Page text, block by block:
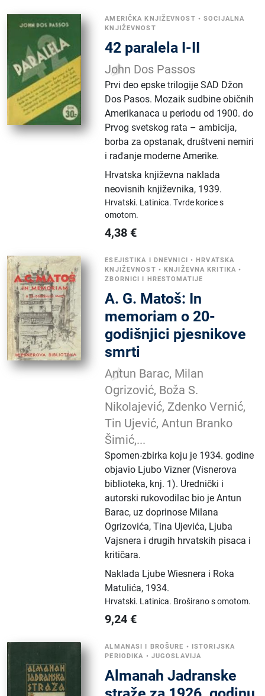
AMERIČKA KNJIŽEVNOST •SOCIJALNA
KNJIŽEVNOST
42 paralela I-II
John Dos Passos
Prvi deo epske trilogije SAD Džon
Dos Pasos. Mozaik sudbine običnih
Amerikanaca u periodu od 1900. do
Prvog svetskog rata – ambicija,
borba za opstanak, društveni nemiri
i rađanje moderne Amerike.
Hrvatska književna naklada
neovisnih književnika, 1939.
Hrvatski. Latinica.Tvrde korice s
omotom.
4,38 €
ESEJISTIKA I DNEVNICI •HRVATSKA
KNJIŽEVNOST •KNJIŽEVNA KRITIKA •
ZBORNICI I HRESTOMATIJE
A. G. Matoš: In
memoriam o 20-
godišnjici pjesnikove
smrti
Antun Barac, Milan
Ogrizović, Boža S.
Nikolajević, Zdenko Vernić,
Tin Ujević, Antun Branko
Šimić,...
Spomen-zbirka koju je 1934. godine
objavio Ljubo Vizner (Visnerova
biblioteka, knj. 1). Urednički i
autorski rukovodilac bio je Antun
Barac, uz doprinose Milana
Ogrizovića, Tina Ujevića, Ljuba
Vajsnera i drugih hrvatskih pisaca i
kritičara.
Naklada Ljube Wiesnera i Roka
Matulića, 1934.
Hrvatski. Latinica. Broširano s omotom.
9,24 €
ALMANASI I BROŠURE • ISTORIJSKA
PERIODIKA • JUGOSLAVIJA
Almanah Jadranske